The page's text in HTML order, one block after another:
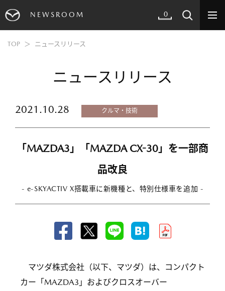
NEWSROOM 0
TOP ニュースリリース
ニュースリリース
2021.10.28 クルマ・技術
「MAZDA3」「MAZDA CX-30」を一部商
品改良
- e-SKYACTIV X搭載車に新機種と、特別仕様車を追加 -
マツダ株式会社（以下、マツダ）は、コンパクト
カー「MAZDA3」およびクロスオーバー